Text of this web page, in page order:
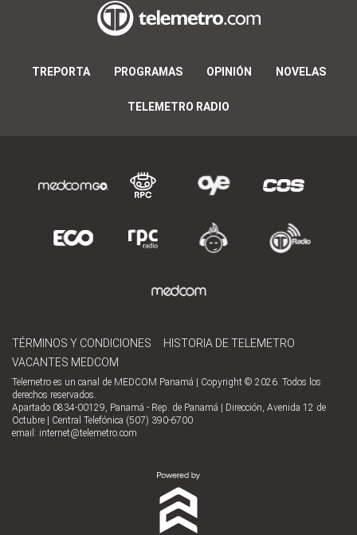
TREPORTA PROGRAMAS OPINIÓN NOVELAS
TELEMETRO RADIO
TÉRMINOS Y CONDICIONES
HISTORIA DE TELEMETRO
VACANTES MEDCOM
Telemetro es un canal de MEDCOM Panamá | Copyright © 2026. Todos los
derechos reservados.
Apartado 0834-00129, Panamá - Rep. de Panamá | Dirección, Avenida 12 de
Octubre | Central Telefónica (507) 390-6700
email: internet@telemetro.com